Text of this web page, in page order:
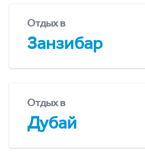
Отдых в
Занзибар
Отдых в
Дубай